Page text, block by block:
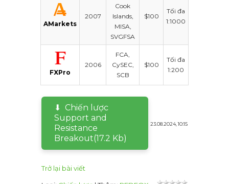
AMarkets
2007
Cook
Islands,
MISA,
SVGFSA
$100
Tối đa
1:1000
FXPro
2006
FCA,
CySEC,
SCB
$100
Tối đa
1:200
Chiến lược
Support and
Resistance
Breakout(17.2 Kb)
23.08.2024, 10:15
Trở lại bài viết